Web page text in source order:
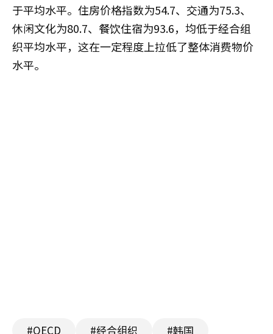
于平均水平。住房价格指数为54.7、交通为75.3、
休闲文化为80.7、餐饮住宿为93.6，均低于经合组
织平均水平，这在一定程度上拉低了整体消费物价
水平。
#OECD #经合组织 #韩国